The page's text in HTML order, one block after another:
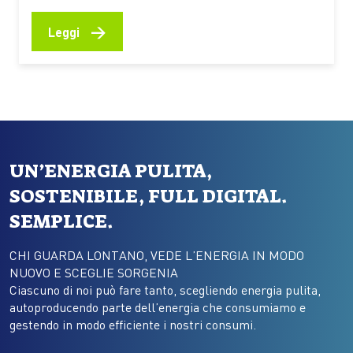
calore. Ecco come funzionano queste reti urbane,
quali benefici offrono alle persone più vulnerabili e
Leggi →
UN’ENERGIA PULITA,
SOSTENIBILE, FULL DIGITAL.
SEMPLICE.
CHI GUARDA LONTANO, VEDE L’ENERGIA IN MODO
NUOVO E SCEGLIE SORGENIA
Ciascuno di noi può fare tanto, scegliendo energia pulita,
autoproducendo parte dell’energia che consumiamo e
gestendo in modo efficiente i nostri consumi.